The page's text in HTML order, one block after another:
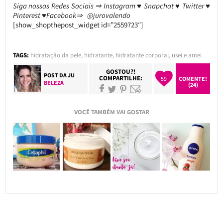
Siga nossas Redes Sociais ⇒ Instagram ♥ Snapchat ♥ Twitter ♥
Pinterest ♥Facebook⇒ @jurovalendo
[show_shopthepost_widget id=”2559723″]
TAGS: hidratação da pele, hidratante, hidratante corporal, usei e amei
POST DAJU
BELEZA
GOSTOU?!
COMPARTILHE: 59
COMENTE!
(24)
VOCÊ TAMBÉM VAI GOSTAR